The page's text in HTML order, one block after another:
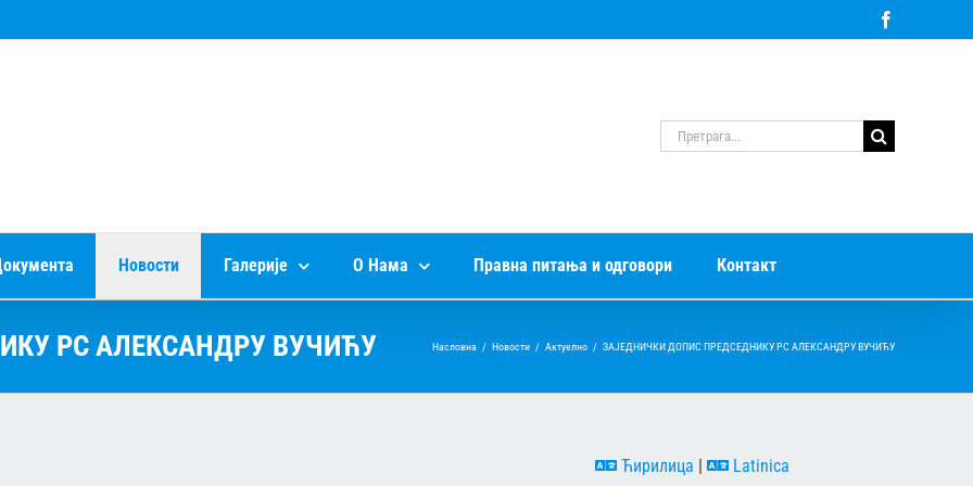
Претрага
за:
Новости Галерије О Нама Правна питања и одговори Контакт
РС АЛЕКСАНДРУ ВУЧИЋУ Насловна / Новости / Актуелно / ЗАЈЕДНИЧКИ ДОПИС ПРЕДСЕДНИКУ РС АЛЕКСАНДРУ ВУЧИЋУ
Ћирилица Latinica